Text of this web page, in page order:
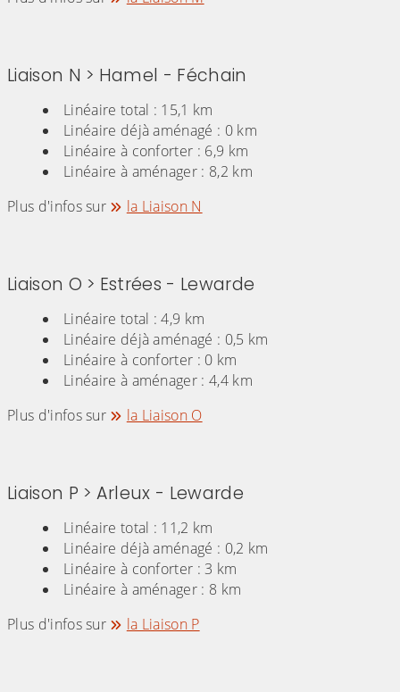
Liaison N > Hamel - Féchain
Linéaire total : 15,1 km
Linéaire déjà aménagé : 0 km
Linéaire à conforter : 6,9 km
Linéaire à aménager : 8,2 km
Plus d'infos sur
la Liaison N
Liaison O > Estrées - Lewarde
Linéaire total : 4,9 km
Linéaire déjà aménagé : 0,5 km
Linéaire à conforter : 0 km
Linéaire à aménager : 4,4 km
Plus d'infos sur
la Liaison O
Liaison P > Arleux - Lewarde
Linéaire total : 11,2 km
Linéaire déjà aménagé : 0,2 km
Linéaire à conforter : 3 km
Linéaire à aménager : 8 km
Plus d'infos sur
la Liaison P